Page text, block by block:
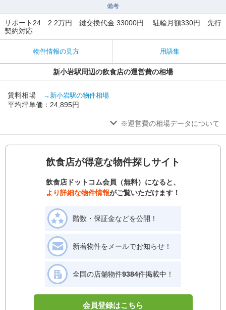
備考
サポート24 2.2万円 鍵交換代金 33000円 駐輪月額330円 先行
契約対応
物件情報の見方 用語集
新小岩駅周辺の飲食店の運営費の相場
賃料相場 →新小岩駅の物件相場
平均坪単価：24,895円
※運営費の相場データについて
飲食店が得意な物件探しサイト
飲食店ドットコム会員（無料）になると、
より詳細な物件情報がご覧いただけます！
階数・保証金などを公開！
新着物件をメールでお知らせ！
全国の店舗物件9384件掲載中！
会員登録はこちら